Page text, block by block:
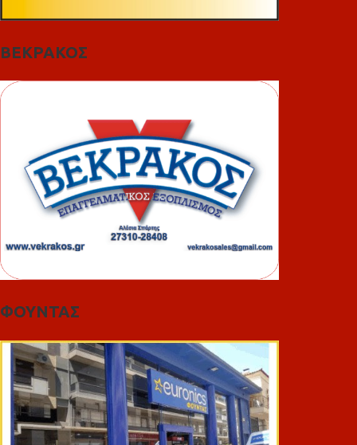
ΒΕΚΡΑΚΟΣ
ΦΟΥΝΤΑΣ